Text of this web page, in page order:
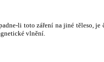
li toto záření na jiné těleso, je
vlnění.